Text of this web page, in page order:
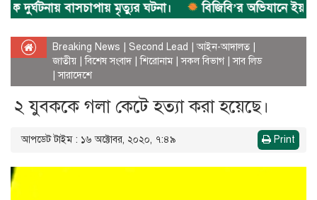
বাসচাপায় মৃত্যুর ঘটনা।
বিজিবি’র অভিযানে ইয়াবা
Breaking News Second Lead |আইন-আদালত
জাতীয় |বিশেষ সংবাদ|শিরোনাম|সকল বিভাগ|সাব লিড
|সারাদেশে
২ যুবককে গলা কেটে হত্যা করা হয়েছে।
আপডেট টাইম : ১৬ অক্টোবর, ২০২০, ৭:৪৯ Print